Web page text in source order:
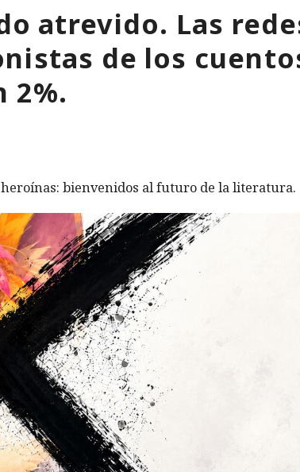
atrevido. Las
de los
2%.
bienvenidos al futuro de la literatura.